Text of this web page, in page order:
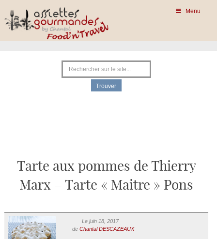
Menu
Tarte aux pommes de Thierry
Marx – Tarte « Maitre » Pons
Le juin 18, 2017
de Chantal DESCAZEAUX